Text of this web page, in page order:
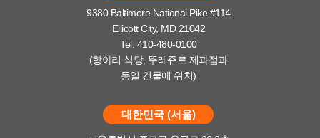
9380 Baltimore National Pike #114
Ellicott City, MD 21042
Tel. 410-480-0100
(항아리 식당, 뚜레쥬르 제과점과
동일 건물에 위치)
대한민국 (서울)